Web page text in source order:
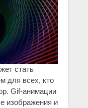
стать
для всех, кто
Gif-анимации
изображения и